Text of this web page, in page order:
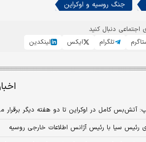
جنگ روسیه و اوکراین
اجتماعی دنبال کنید
تلگرام ایکس لینکدین
آتش‌بس کامل در اوکراین تا دو هفته دیگر برقرار
سیا با رئیس آژانس اطلاعات خارجی روسیه